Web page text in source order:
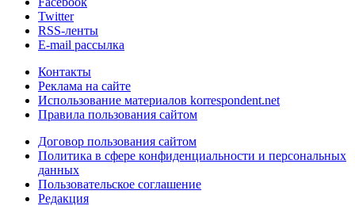
Twitter
RSS-ленты
E-mail рассылка
Контакты
Реклама на сайте
Использование материалов korrespondent.net
Правила пользования сайтом
Договор пользования сайтом
Политика в сфере конфиденциальности и персональных
данных
Пользовательское соглашение
Редакция